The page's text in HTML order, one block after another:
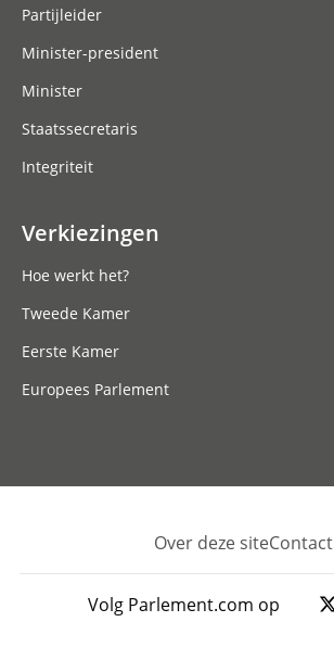
Partijleider
Minister-president
Minister
Staatssecretaris
Integriteit
Verkiezingen
Hoe werkt het?
Tweede Kamer
Eerste Kamer
Europees Parlement
Footer
Over deze siteContact
Volg Parlement.com op